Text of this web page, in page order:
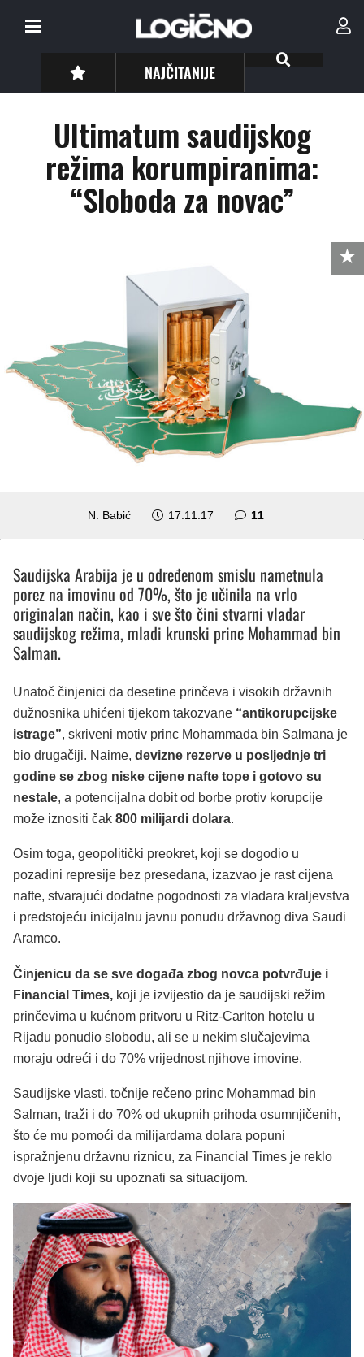
NAJČITANIJE
Ultimatum saudijskog
režima korumpiranima:
“Sloboda za novac”
N. Babić 17.11.17 11
Saudijska Arabija je u određenom smislu nametnula
porez na imovinu od 70%, što je učinila na vrlo
originalan način, kao i sve što čini stvarni vladar
saudijskog režima, mladi krunski princ Mohammad bin
Salman.
Unatoč činjenici da desetine prinčeva i visokih državnih
dužnosnika uhićeni tijekom takozvane “antikorupcijske
istrage”, skriveni motiv princ Mohammada bin Salmana je
bio drugačiji. Naime, devizne rezerve u posljednje tri
godine se zbog niske cijene nafte tope i gotovo su
nestale, a potencijalna dobit od borbe protiv korupcije
može iznositi čak 800 milijardi dolara.
Osim toga, geopolitički preokret, koji se dogodio u
pozadini represije bez presedana, izazvao je rast cijena
nafte, stvarajući dodatne pogodnosti za vladara kraljevstva
i predstojeću inicijalnu javnu ponudu državnog diva Saudi
Aramco.
Činjenicu da se sve događa zbog novca potvrđuje i
Financial Times, koji je izvijestio da je saudijski režim
prinčevima u kućnom pritvoru u Ritz-Carlton hotelu u
Rijadu ponudio slobodu, ali se u nekim slučajevima
moraju odreći i do 70% vrijednost njihove imovine.
Saudijske vlasti, točnije rečeno princ Mohammad bin
Salman, traži i do 70% od ukupnih prihoda osumnjičenih,
što će mu pomoći da milijardama dolara popuni
ispražnjenu državnu riznicu, za Financial Times je reklo
dvoje ljudi koji su upoznati sa situacijom.